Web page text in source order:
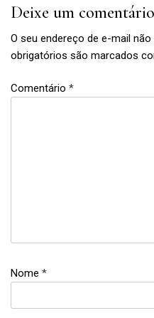
Cíntia
bolos
Deixe um comentário
O seu endereço de e-mail não
obrigatórios são marcados
Comentário *
Nome *